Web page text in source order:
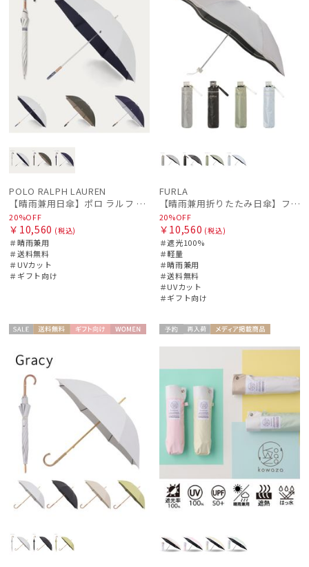
POLO RALPH LAUREN
【晴雨兼用日傘】ポロ ラルフ ローレン (POLO RALPH LAUREN) 無地POLOPONY刺繍 遮光 遮熱 UV
20%OFF
￥10,560 (税込)
＃晴雨兼用
＃送料無料
＃UVカット
＃ギフト向け
FURLA
【晴雨兼用折りたたみ日傘】フルラ (FURLA) ジッパー刺繍 遮光100 UV100 軽量
20%OFF
￥10,560 (税込)
＃遮光100%
＃軽量
＃晴雨兼用
＃送料無料
＃UVカット
＃ギフト向け
ル
料
向け
X